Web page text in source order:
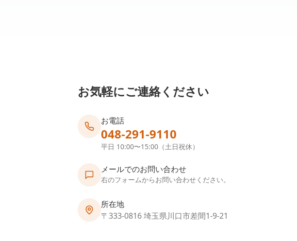
お気軽にご連絡ください
お電話
048-291-9110
平日 10:00〜15:00（土日祝休）
メールでのお問い合わせ
右のフォームからお問い合わせください。
所在地
〒333-0816 埼玉県川口市差間1-9-21